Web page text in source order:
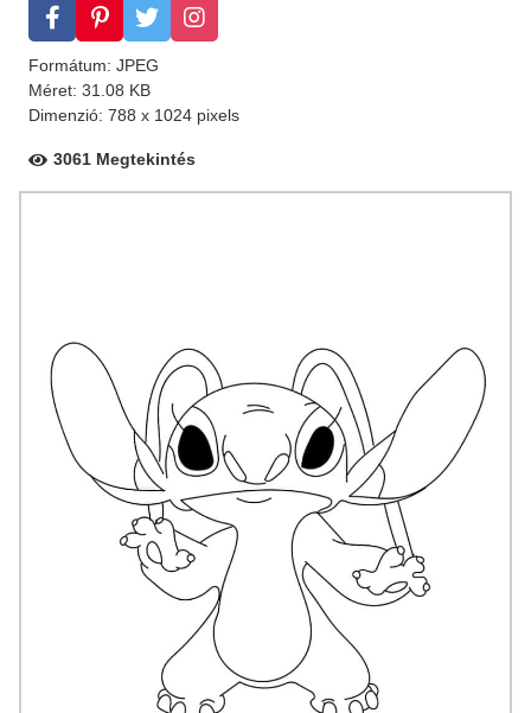
Formátum: JPEG
Méret: 31.08 KB
Dimenzió: 788 x 1024 pixels
3061 Megtekintés